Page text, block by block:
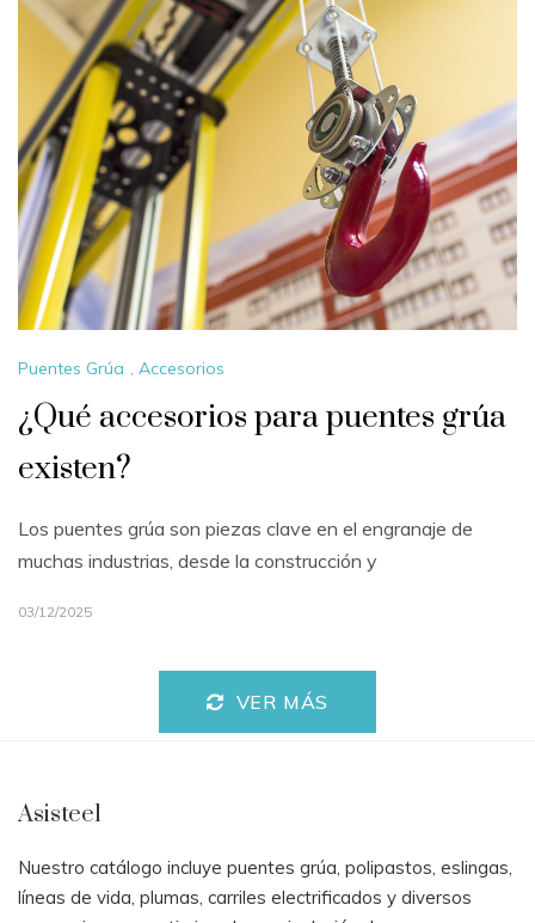
Puentes Grúa , Accesorios
¿Qué accesorios para puentes grúa
existen?
Los puentes grúa son piezas clave en el engranaje de
muchas industrias, desde la construcción y
03/12/2025
VER MÁS
Asisteel
Nuestro catálogo incluye puentes grúa, polipastos, eslingas,
líneas de vida, plumas, carriles electrificados y diversos